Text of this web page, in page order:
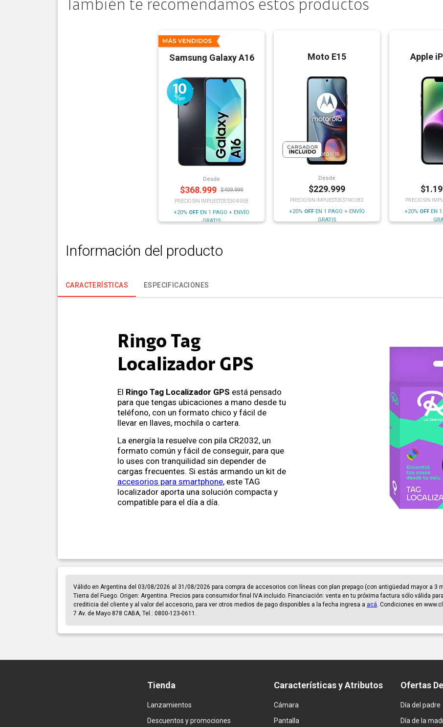
También te recomendamos estos productos
Samsung Galaxy A16
Desde
$368.999 $409.999
PRECIO SIN IMPUESTOS $304.958
+20% OFF EN 1 PAGO + ENVÍO
GRATIS
Moto E15
Desde
$229.999
PRECIO SIN IMPUESTOS $190.082
+20% OFF EN 1 PAGO + ENVÍO
GRATIS
Apple
$
PRECIO SIN
+20% OFF EN
Información del producto
CARACTERÍSTICAS ESPECIFICACIONES
Ringo Tag
Localizador GPS
El Ringo Tag Localizador GPS está pensado
para que tengas ubicaciones a mano desde tu
teléfono, con un formato chico y fácil de
llevar en llaves, mochila o cartera.
La energía la resuelve con pila CR2032, un
formato común y fácil de conseguir, para que
lo uses con tranquilidad sin depender de
cargas frecuentes. Si estás armando un kit de
accesorios para smartphone, este TAG
localizador aporta una solución compacta y
compatible para el día a día.
Válido en Argentina del 03/08/2026 al 31/08/2026 para compra de accesorios con líneas con plan prepago (con antigüedad mayor a 3
Tierra del Fuego. Origen: Argentina. Precios para consumidor final IVA incluido. Financiación: venta en tu próxima factura sólo válida
crediticia del cliente y al valor del accesorio, para ver otros medios de pago disponibles a la fecha ingresa a acá. Condiciones en
7 Av. de Mayo 878 CABA, Tel.: 0800-123-0611.
Tienda
Lanzamientos
Descuentos y promociones
Características y Atributos
Cámara
Pantalla
Ofertas
Día del padre
Día de la